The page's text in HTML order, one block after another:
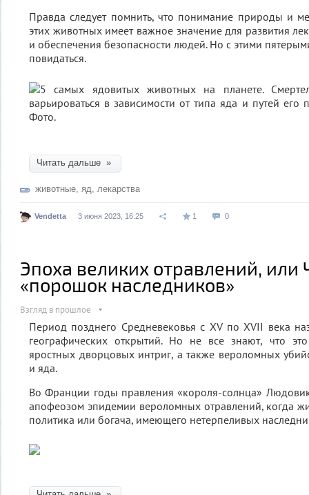
Правда следует помнить, что понимание природы и
этих животных имеет важное значение для развития
и обеспечения безопасности людей. Но с этими
повидаться.
Читать дальше »
животные, яд, лекарства
Vendetta 3 июня 2023, 16:25 1 0
Эпоха великих отравлений, или
«порошок наследников»
Взгляд в прошлое
Период позднего Средневековья с XV по XVII века
географических открытий. Но не все знают, что
яростных дворцовых интриг, а также вероломных
и яда.
Во Франции годы правления «короля-солнца»
апофеозом эпидемии вероломных отравлений, когда
политика или богача, имеющего нетерпеливых